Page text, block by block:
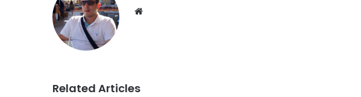
Website
Related Articles